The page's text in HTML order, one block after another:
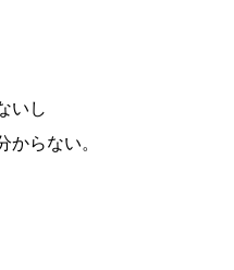
いし
からない。